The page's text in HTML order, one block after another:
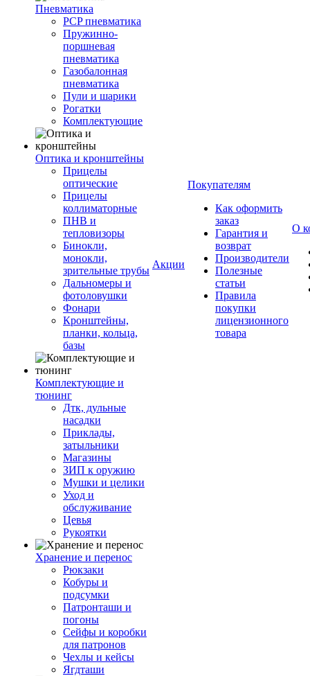
Пневматика
PCP пневматика
Пружинно-
поршневая
пневматика
Газобалонная
пневматика
Пули и шарики
Рогатки
Комплектующие
Оптика и кронштейны
Прицелы
оптические
Прицелы
коллиматорные
ПНВ и
тепловизоры
Бинокли,
монокли,
зрительные трубы
Дальномеры и
фотоловушки
Фонари
Кронштейны,
планки, кольца,
базы
Комплектующие и
тюнинг
Дтк, дульные
насадки
Приклады,
затыльники
Магазины
ЗИП к оружию
Мушки и целики
Уход и
обслуживание
Цевья
Рукоятки
Хранение и перенос
Рюкзаки
Кобуры и
подсумки
Патронташи и
погоны
Сейфы и коробки
для патронов
Чехлы и кейсы
Ягдташи
Акции
Покупателям
Как оформить
заказ
Гарантия и
возврат
Производители
Полезные
статьи
Правила
покупки
лицензионного
товара
О